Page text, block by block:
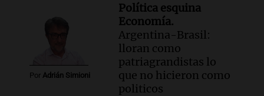
Por Adrián Simioni
Política esquina
Economía.
Argentina-Brasil:
lloran como
patriagrandistas lo
que no hicieron como
politicos